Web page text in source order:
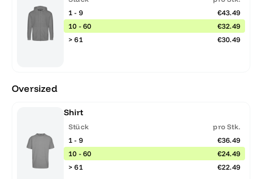
1 - 9
€43.49
10 - 60
€32.49
> 61
€30.49
Oversized
Shirt
Stück
pro Stk.
1 - 9
€36.49
10 - 60
€24.49
> 61
€22.49